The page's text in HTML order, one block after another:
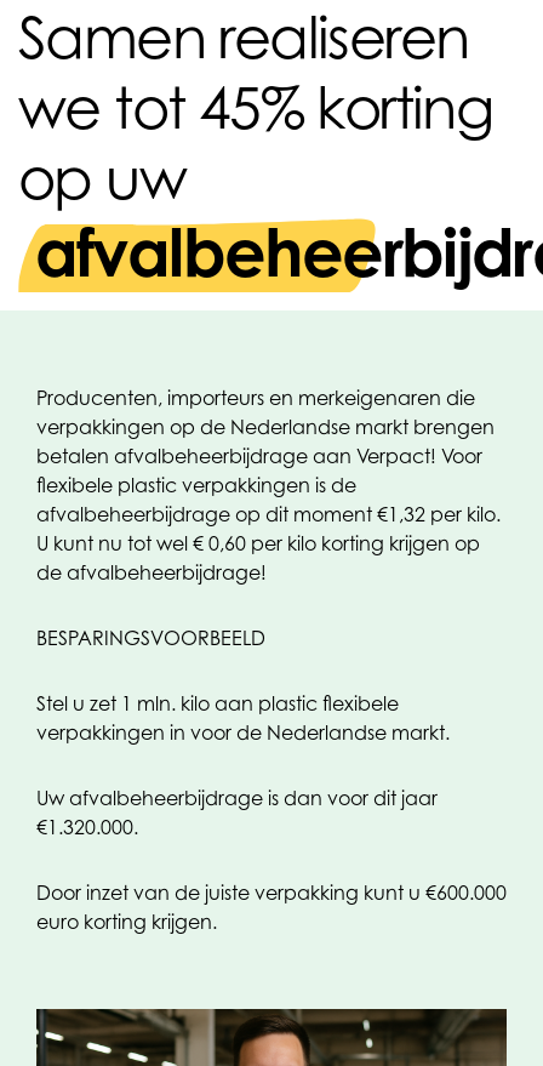
Samen realiseren
we tot 45% korting
op uw
Producenten, importeurs en merkeigenaren die
verpakkingen op de Nederlandse markt brengen
betalen afvalbeheerbijdrage aan Verpact! Voor
flexibele plastic verpakkingen is de
afvalbeheerbijdrage op dit moment €1,32 per kilo.
U kunt nu tot wel € 0,60 per kilo korting krijgen op
de afvalbeheerbijdrage!
BESPARINGSVOORBEELD
Stel u zet 1 mln. kilo aan plastic flexibele
verpakkingen in voor de Nederlandse markt.
Uw afvalbeheerbijdrage is dan voor dit jaar
€1.320.000.
Door inzet van de juiste verpakking kunt u €600.000
euro korting krijgen.